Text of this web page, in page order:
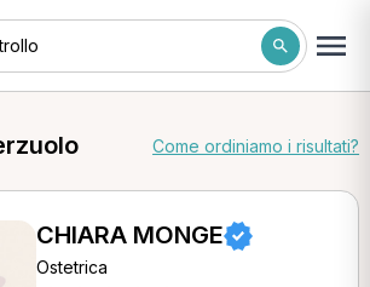
Come ordiniamo i risultati?
CHIARA MONGE
Ostetrica